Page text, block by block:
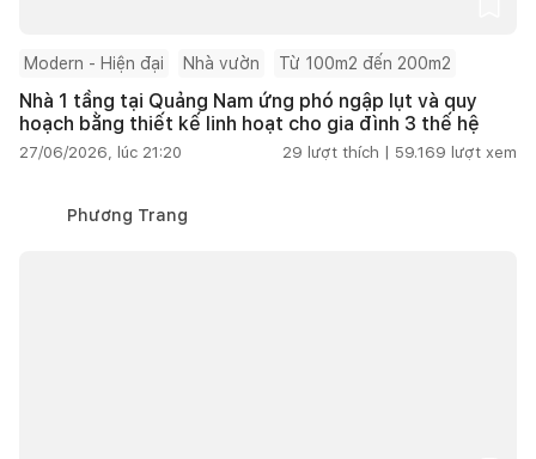
Modern - Hiện đại Nhà vườn Từ 100m2 đến 200m2
Nhà 1 tầng tại Quảng Nam ứng phó ngập lụt và quy
hoạch bằng thiết kế linh hoạt cho gia đình 3 thế hệ
27/06/2026, lúc 21:20 29 lượt thích | 59.169 lượt xem
Phương Trang